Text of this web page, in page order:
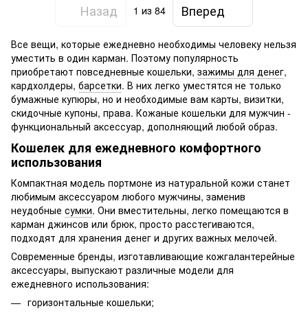
Назад 1 из 84 Вперед
Все вещи, которые ежедневно необходимы человеку нельзя
уместить в один карман. Поэтому популярность
приобретают повседневные кошельки, зажимы для денег,
кардхолдеры, барсетки. В них легко уместятся не только
бумажные купюры, но и необходимые вам карты, визитки,
скидочные купоны, права. Кожаные кошельки для мужчин -
функциональный аксессуар, дополняющий любой образ.
Кошелек для ежедневного комфортного
использования
Компактная модель портмоне из натуральной кожи станет
любимым аксессуаром любого мужчины, заменив
неудобные сумки. Они вместительны, легко помещаются в
карман джинсов или брюк, просто расстегиваются,
подходят для хранения денег и других важных мелочей.
Современные бренды, изготавливающие кожгалантерейные
аксессуары, выпускают различные модели для
ежедневного использования:
горизонтальные кошельки;